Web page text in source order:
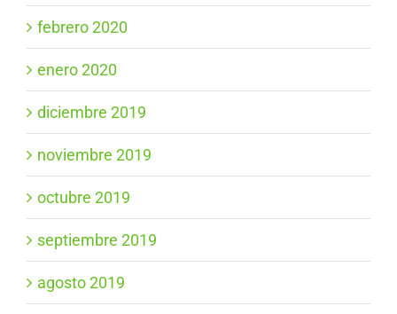
febrero 2020
enero 2020
diciembre 2019
noviembre 2019
octubre 2019
septiembre 2019
agosto 2019